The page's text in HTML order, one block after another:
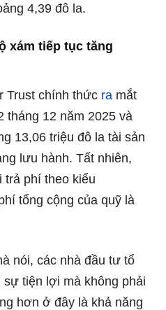
4,39 đô la.
xám tiếp tục tăng
Trust chính thức ra mắt
tháng 12 năm 2025 và
13,06 triệu đô la tài sản
lưu hành. Tất nhiên,
trả phí theo kiểu
tổng cộng của quỹ là
nói, các nhà đầu tư tổ
tiện lợi mà không phải
hơn ở đây là khả năng